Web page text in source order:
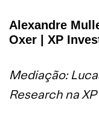
Alexandre
Oxer | XP
Mediação:
Research na XP